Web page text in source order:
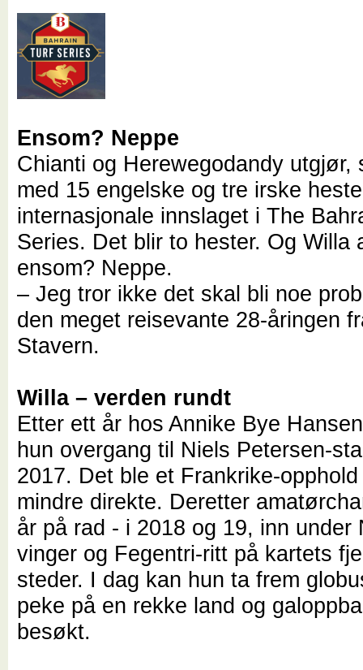
Ensom? Neppe
Chianti og Herewegodandy utgjør,
med 15 engelske og tre irske
internasjonale innslaget i The
Series. Det blir to hester. Og Willa
ensom? Neppe.
– Jeg tror ikke det skal bli noe
den meget reisevante 28-åringen
Stavern.
Willa – verden rundt
Etter ett år hos Annike Bye
hun overgang til Niels Petersen-
2017. Det ble et Frankrike-
mindre direkte. Deretter
år på rad - i 2018 og 19, inn under
vinger og Fegentri-ritt på kartets
steder. I dag kan hun ta frem
peke på en rekke land og
besøkt.